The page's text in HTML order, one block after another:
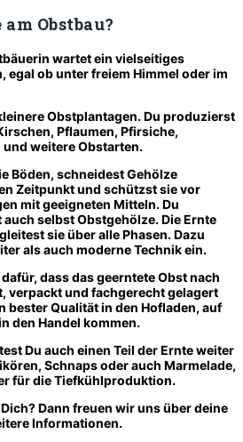
Obstbau?
wartet ein vielseitiges
egal ob unter freiem Himmel oder im
Obstplantagen. Du produzierst
Pflaumen, Pfirsiche,
weitere Obstarten.
Böden, schneidest Gehölze
Zeitpunkt und schützst sie vor
mit geeigneten Mitteln. Du
selbst Obstgehölze. Die Ernte
sie über alle Phasen. Dazu
als auch moderne Technik ein.
dass das geerntete Obst nach
verpackt und fachgerecht gelagert
bester Qualität in den Hofladen, auf
den Handel kommen.
Du auch einen Teil der Ernte weiter
Schnaps oder auch Marmelade,
für die Tiefkühlproduktion.
Dann freuen wir uns über deine
Informationen.